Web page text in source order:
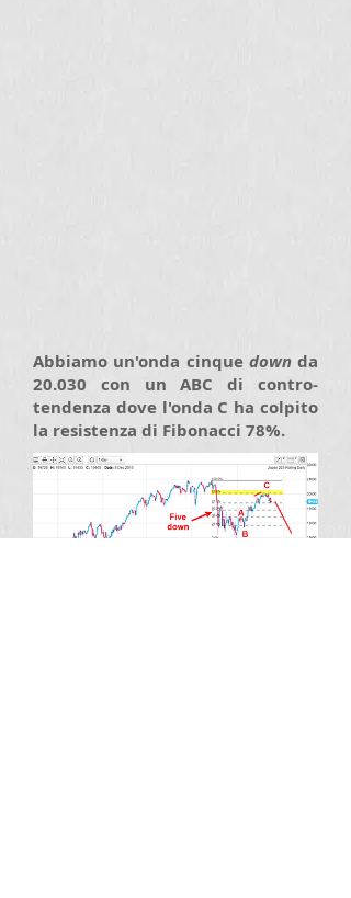
Abbiamo un'onda cinque down da
20.030 con un ABC di contro-
tendenza dove l'onda C ha colpito
la resistenza di Fibonacci 78%.